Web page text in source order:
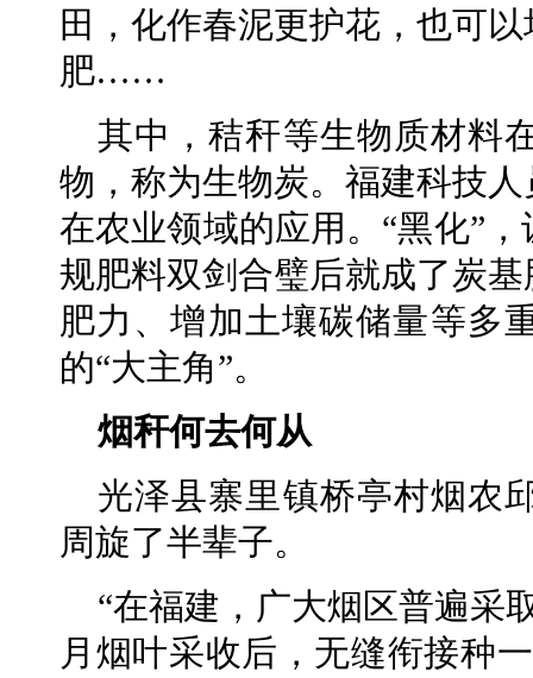
田，化作春泥更护花，也可
肥……
其中，秸秆等生物质材料
物，称为生物炭。福建科技
在农业领域的应用。“黑化”
规肥料双剑合璧后就成了炭
肥力、增加土壤碳储量等多
的“大主角”。
烟秆何去何从
光泽县寨里镇桥亭村烟农
周旋了半辈子。
“在福建，广大烟区普遍采
月烟叶采收后，无缝衔接种